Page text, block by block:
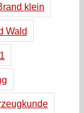
klein
Wald